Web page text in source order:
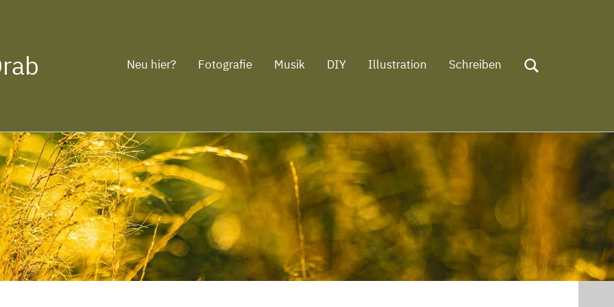
Neu hier? Fotografie Musik DIY Illustration Schreiben